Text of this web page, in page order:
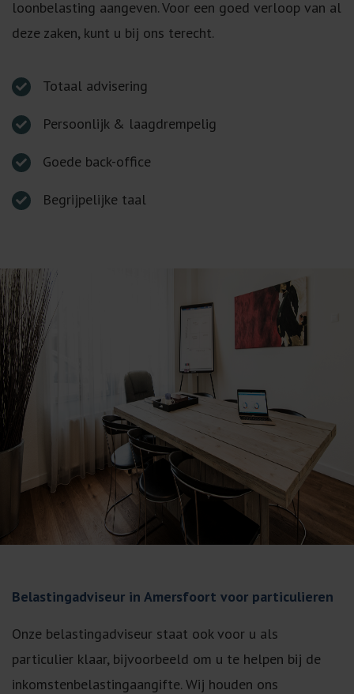
loonbelasting aangeven. Voor een goed verloop van al
deze zaken, kunt u bij ons terecht.
Totaal advisering
Persoonlijk & laagdrempelig
Goede back-office
Begrijpelijke taal
Belastingadviseur in Amersfoort voor particulieren
Onze belastingadviseur staat ook voor u als
particulier klaar, bijvoorbeeld om u te helpen bij de
inkomstenbelastingaangifte. Wij houden ons